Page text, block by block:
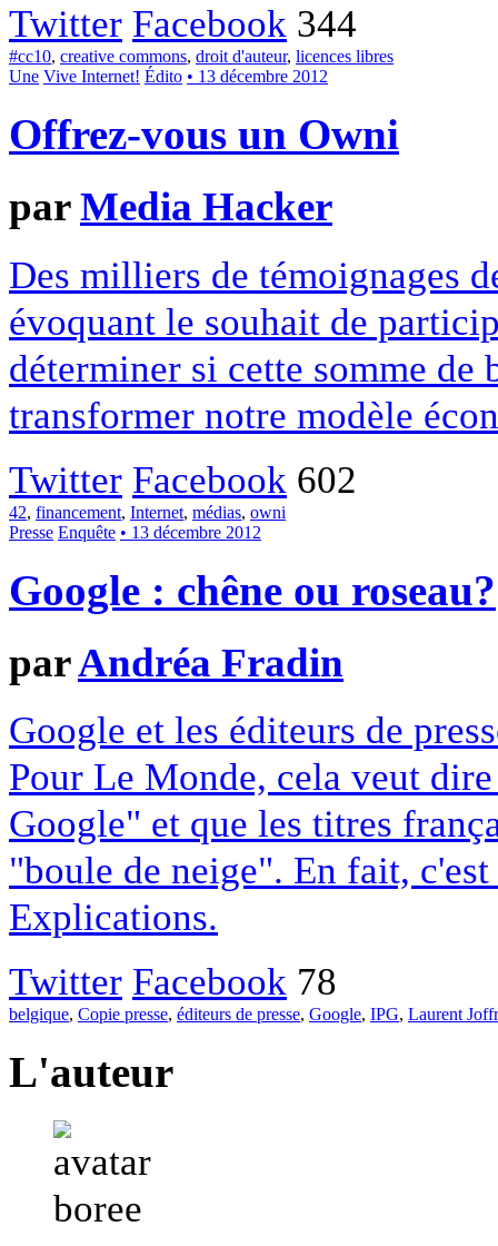
Twitter Facebook 344
#cc10, creative commons, droit d'auteur, licences libres
Une Vive Internet! Édito • 13 décembre 2012
Offrez-vous un Owni
parMedia Hacker
Des milliers de témoignages
évoquant le souhait de
déterminer si cette somme
transformer notre modèle
Twitter Facebook 602
42, financement, Internet, médias, owni
Presse Enquête • 13 décembre 2012
Google : chêne ou roseau?
parAndréa Fradin
Google et les éditeurs de
Pour Le Monde, cela veut
Google" et que les titres
"boule de neige". En fait,
Explications.
Twitter Facebook 78
belgique, Copie presse, éditeurs de presse, Google, IPG, Laurent
L'auteur